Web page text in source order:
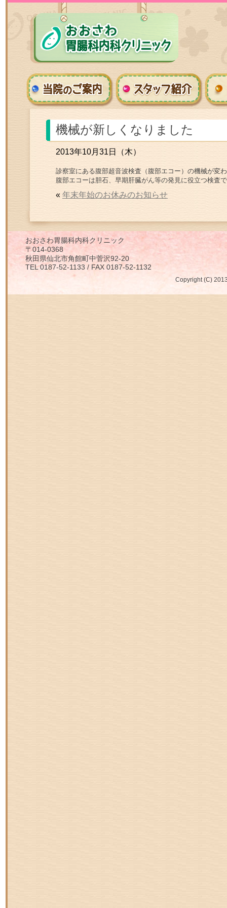
機械が新しくなりました
2013年10月31日（木）
診察室にある腹部超音波検査（腹部エコー）の機械が変
腹部エコーは胆石、早期肝臓がん等の発見に役立つ検査
« 年末年始のお休みのお知らせ
おおさわ胃腸科内科クリニック
〒014-0368
秋田県仙北市角館町中菅沢92-20
TEL 0187-52-1133 / FAX 0187-52-1132
Copyright (C)